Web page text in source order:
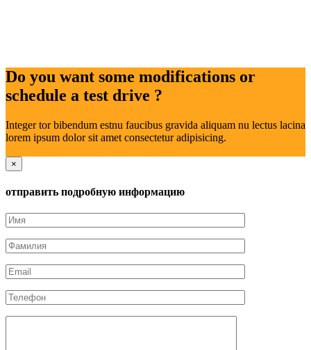
Do you want some modifications or
schedule a test drive ?
Integer tor bibendum estnu faucibus gravida aliquam nu lectus lacina
lorem ipsum dolor sit amet consectetur adipisicing.
×
отправить подробную информацию